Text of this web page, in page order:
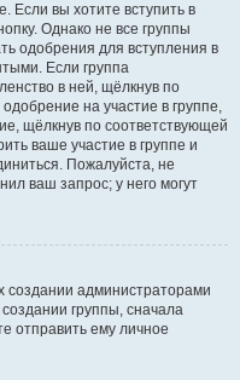
Если вы хотите вступить в
Однако не все группы
одобрения для вступления в
Если группа
в ней, щёлкнув по
на участие в группе,
щёлкнув по соответствующей
ваше участие в группе и
Пожалуйста, не
ваш запрос; у него могут
создании администраторами
группы, сначала
отправить ему личное